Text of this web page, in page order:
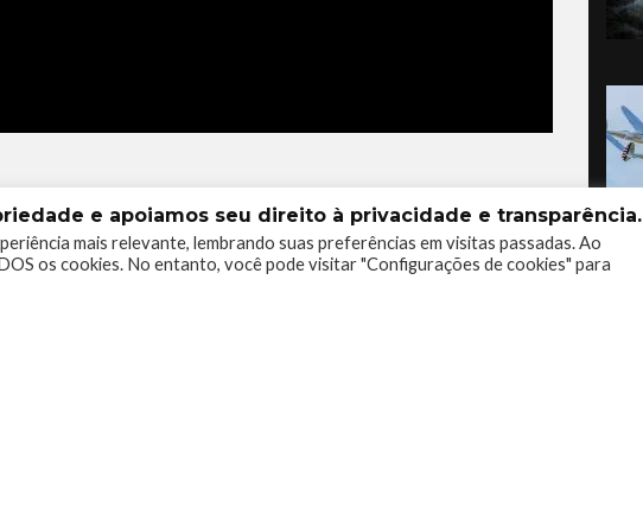
e apoiamos seu direito à privacidade e transparência.
mais relevante, lembrando suas preferências em visitas passadas. Ao
os cookies. No entanto, você pode visitar "Configurações de cookies" para